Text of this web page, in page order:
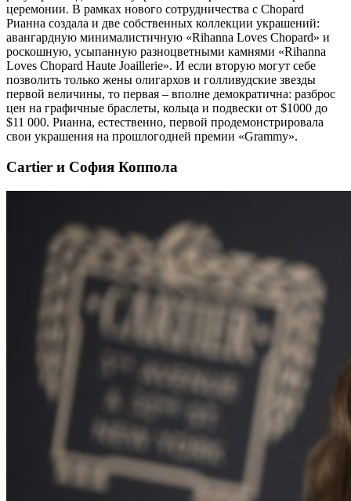
церемонии. В рамках нового сотрудничества с Chopard
Рианна создала и две собственных коллекции украшений:
авангардную минималистичную «Rihanna Loves Chopard» и
роскошную, усыпанную разноцветными камнями «Rihanna
Loves Chopard Haute Joaillerie». И если вторую могут себе
позволить только жены олигархов и голливудские звезды
первой величины, то первая – вполне демократична: разброс
цен на графичные браслеты, кольца и подвески от $1000 до
$11 000. Рианна, естественно, первой продемонстрировала
свои украшения на прошлогодней премии «Grammy».
Cartier и София Коппола